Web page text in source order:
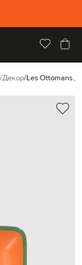
Декор Les Ottomans